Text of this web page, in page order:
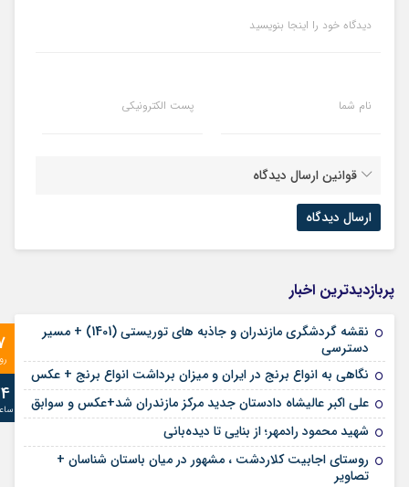
دیدگاه خود را اینجا بنویسید
نام شما پست الکترونیکی
قوانین ارسال دیدگاه
پربازدیدترین اخبار
نقشه گردشگری مازندران و جاذبه های توریستی (1401) + مسیر
دسترسی
نگاهی به انواع برنج در ایران و میزان برداشت انواع برنج + عکس
علی‌ اکبر عالیشاه دادستان جدید مرکز مازندران شد+عکس و سوابق
شهید محمود رادمهر؛ از بنایی تا دیده‌بانی
روستای اجابیت کلاردشت ، مشهور در میان باستان شناسان +
تصاویر